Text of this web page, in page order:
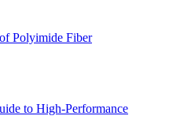
Polyimide Fiber
to High-Performance